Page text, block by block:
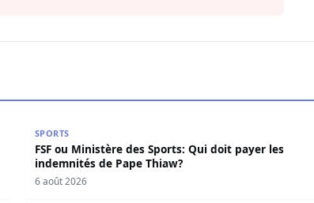
SPORTS
FSF ou Ministère des Sports: Qui doit payer les
indemnités de Pape Thiaw?
6 août 2026